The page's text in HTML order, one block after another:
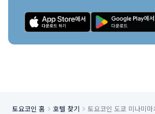
토요코인 홈 호텔 찾기 토요코인 도쿄 미나미마